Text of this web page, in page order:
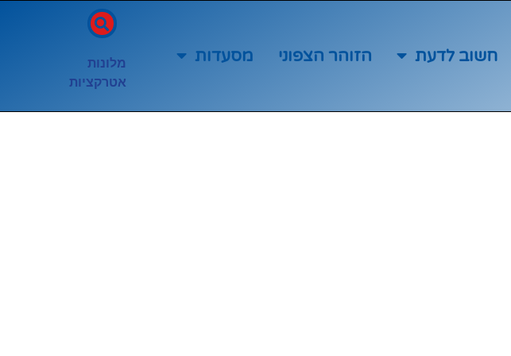
חשוב לדעת הזוהר הצפוני מסעדות
מלונות
אטרקציות